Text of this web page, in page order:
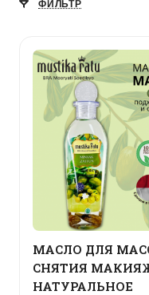
ФИЛЬТР
МАСЛО ДЛЯ
СНЯТИЯ
НАТУРАЛЬНОЕ